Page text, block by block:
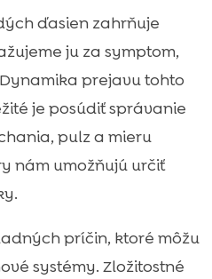
ďasien zahrňuje
ju za symptom,
prejavu tohto
je posúdiť správanie
pulz a mieru
nám umožňujú určiť
príčin, ktoré môžu
systémy. Zložitostné